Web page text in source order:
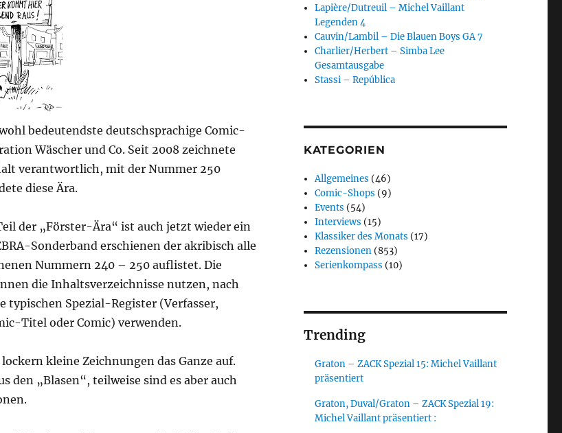
wohl bedeutendste deutschsprachige Comic-
Wäscher und Co. Seit 2008 zeichnete
verantwortlich, mit der Nummer 250
diese Ära.
der „Förster-Ära“ ist auch jetzt wieder ein
Sonderband erschienen der akribisch alle
Nummern 240 – 250 auflistet. Die
die Inhaltsverzeichnisse nutzen, nach
typischen Spezial-Register (Verfasser,
Titel oder Comic) verwenden.
kleine Zeichnungen das Ganze auf.
den „Blasen“, teilweise sind es aber auch
Lapière/Dutreuil – Michel Vaillant
Legenden 4
Cauvin/Lambil – Die Blauen Boys GA 7
Charlier/Herbert – Simba Lee
Gesamtausgabe
Stassi – República
KATEGORIEN
Allgemeines (46)
Comic-Shops (9)
Events (54)
Interviews (15)
Klassiker des Monats (17)
Rezensionen (853)
Serienkompass (10)
Trending
Graton – ZACK Spezial 15: Michel Vaillant
präsentiert
Graton, Duval/Graton – ZACK Spezial 19:
Michel Vaillant präsentiert :